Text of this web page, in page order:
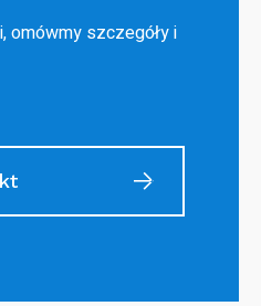
omówmy szczegóły i